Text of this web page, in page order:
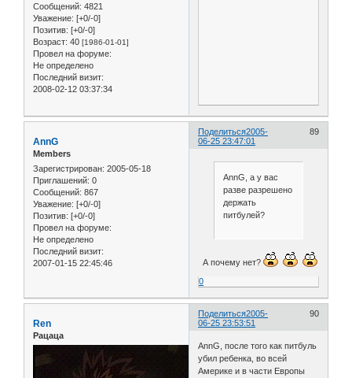
Сообщений: 4821
Уважение: [+0/-0]
Позитив: [+0/-0]
Возраст: 40 [1986-01-01]
Провел на форуме:
Не определено
Последний визит:
2008-02-12 03:37:34
Поделиться 89
2005-
06-25 23:47:01
AnnG
Members
Зарегистрирован: 2005-05-18
Приглашений: 0
Сообщений: 867
Уважение: [+0/-0]
Позитив: [+0/-0]
Провел на форуме:
Не определено
Последний визит:
2007-01-15 22:45:46
AnnG, а у вас
разве разрешено
держать
питбулей?
А почему нет?
0
Поделиться 90
2005-
06-25 23:53:51
Ren
Рацаца
AnnG, после того как питбуль
убил ребенка, во всей
Америке и в части Европы